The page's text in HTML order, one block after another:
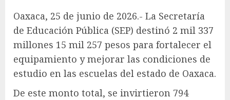
Oaxaca, 25 de junio de 2026.- La Secretaría
de Educación Pública (SEP) destinó 2 mil 337
millones 15 mil 257 pesos para fortalecer el
equipamiento y mejorar las condiciones de
estudio en las escuelas del estado de Oaxaca.
De este monto total, se invirtieron 794